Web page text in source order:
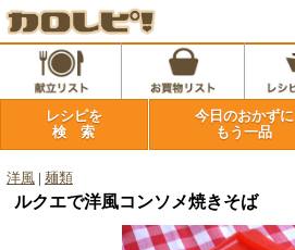
レシピを
検 索
今日のおかずに
もう一品
洋風 麺類
ルクエで洋風コンソメ焼きそば